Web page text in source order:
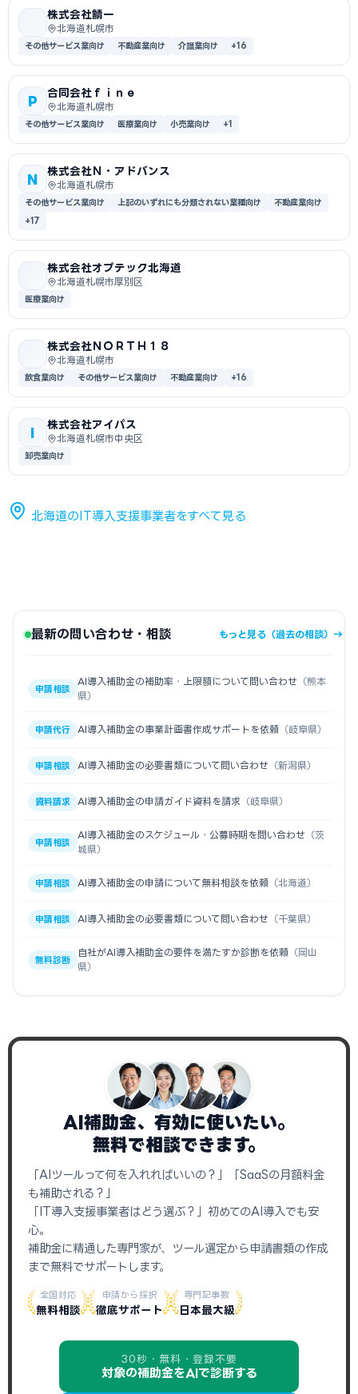
株式会社鯖一
北海道札幌市
その他サービス業向け 不動産業向け 介護業向け +16
P
合同会社ｆｉｎｅ
北海道札幌市
その他サービス業向け 医療業向け 小売業向け +1
N
株式会社Ｎ・アドバンス
北海道札幌市
その他サービス業向け 上記のいずれにも分類されない業種向け
不動産業向け
+17
株式会社オプテック北海道
北海道札幌市厚別区
医療業向け
株式会社ＮＯＲＴＨ１８
北海道札幌市
飲食業向け その他サービス業向け 不動産業向け +16
I
株式会社アイパス
北海道札幌市中央区
卸売業向け
北海道のIT導入支援事業者をすべて見る
最新の問い合わせ・相談 もっと見る（過去の相談）→
申請相談
AI導入補助金の補助率・上限額について問い合わせ （熊本
県）
申請代行 AI導入補助金の事業計画書作成サポートを依頼 （岐阜県）
申請相談 AI導入補助金の必要書類について問い合わせ （新潟県）
資料請求 AI導入補助金の申請ガイド資料を請求 （岐阜県）
申請相談
AI導入補助金のスケジュール・公募時期を問い合わせ （茨
城県）
申請相談 AI導入補助金の申請について無料相談を依頼 （北海道）
申請相談 AI導入補助金の必要書類について問い合わせ （千葉県）
無料診断
自社がAI導入補助金の要件を満たすか診断を依頼 （岡山
県）
AI補助金、有効に使いたい。
無料で相談できます。
「AIツールって何を入れればいいの？」「SaaSの月額料金
も補助される？」
「IT導入支援事業者はどう選ぶ？」初めてのAI導入でも安
心。
補助金に精通した専門家が、ツール選定から申請書類の作成
まで無料でサポートします。
全国対応
無料相談
申請から採択
徹底サポート
専門記事数
日本最大級
30秒・無料・登録不要
対象の補助金をAIで診断する